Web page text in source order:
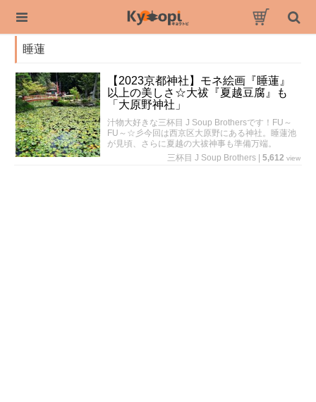
睡蓮
【2023京都神社】モネ絵画『睡蓮』
以上の美しさ☆大祓『夏越豆腐』も
「大原野神社」
汁物大好きな三杯目 J Soup Brothersです！FU～
FU～☆彡今回は西京区大原野にある神社。睡蓮池
が見頃、さらに夏越の大祓神事も準備万端。
三杯目 J Soup Brothers
5,612 view